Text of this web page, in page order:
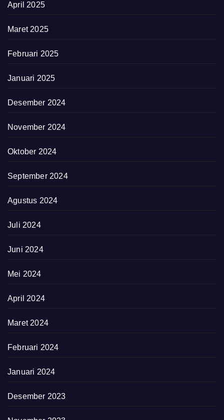
April 2025
Maret 2025
Februari 2025
Januari 2025
Desember 2024
November 2024
Oktober 2024
September 2024
Agustus 2024
Juli 2024
Juni 2024
Mei 2024
April 2024
Maret 2024
Februari 2024
Januari 2024
Desember 2023